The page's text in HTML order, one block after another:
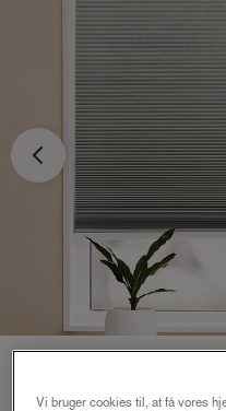
Vi bruger cookies til, at få vores